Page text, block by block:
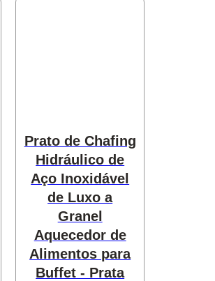
Prato de Chafing
Hidráulico de
Aço Inoxidável
de Luxo a
Granel
Aquecedor de
Alimentos para
Buffet - Prata